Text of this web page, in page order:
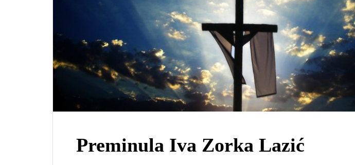
Preminula Iva Zorka Lazić